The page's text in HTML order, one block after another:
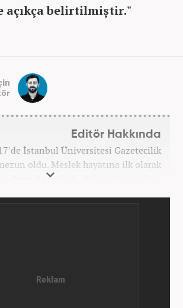
açıkça belirtilmiştir."
Editör Hakkında
İstanbul Üniversitesi Gazetecilik
oldu. Meslek hayatına ilk olarak
Dergi'de başladı. Daha sonra Sadece